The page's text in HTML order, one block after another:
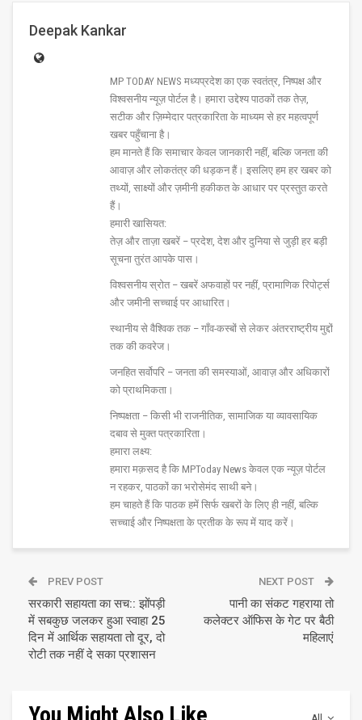
Deepak Kankar
MP TODAY NEWS मध्यप्रदेश का एक स्वतंत्र, निष्पक्ष और
विश्वसनीय न्यूज़ पोर्टल है। हमारा उद्देश्य पाठकों तक तेज़,
सटीक और ज़िम्मेदार पत्रकारिता के माध्यम से हर महत्वपूर्ण
खबर पहुँचाना है।
हम मानते हैं कि समाचार केवल जानकारी नहीं, बल्कि जनता की
आवाज़ और लोकतंत्र की धड़कन हैं। इसलिए हम हर खबर को
तथ्यों, साक्ष्यों और ज़मीनी हकीकत के आधार पर प्रस्तुत करते
हैं।
हमारी खासियत:
तेज़ और ताज़ा खबरें – प्रदेश, देश और दुनिया से जुड़ी हर बड़ी
सूचना तुरंत आपके पास।
विश्वसनीय स्रोत – खबरें अफवाहों पर नहीं, प्रामाणिक रिपोर्ट्स
और जमीनी सच्चाई पर आधारित।
स्थानीय से वैश्विक तक – गाँव-कस्बों से लेकर अंतरराष्ट्रीय मुद्दों
तक की कवरेज।
जनहित सर्वोपरि – जनता की समस्याओं, आवाज़ और अधिकारों
को प्राथमिकता।
निष्पक्षता – किसी भी राजनीतिक, सामाजिक या व्यावसायिक
दबाव से मुक्त पत्रकारिता।
हमारा लक्ष्य:
हमारा मक़सद है कि MPToday News केवल एक न्यूज़ पोर्टल
न रहकर, पाठकों का भरोसेमंद साथी बने।
हम चाहते हैं कि पाठक हमें सिर्फ खबरों के लिए ही नहीं, बल्कि
सच्चाई और निष्पक्षता के प्रतीक के रूप में याद करें।
PREV POST
सरकारी सहायता का सच:: झोंपड़ी
में सबकुछ जलकर हुआ स्वाहा 25
दिन में आर्थिक सहायता तो दूर, दो
रोटी तक नहीं दे सका प्रशासन
NEXT POST
पानी का संकट गहराया तो
कलेक्टर ऑफिस के गेट पर बैठी
महिलाएं